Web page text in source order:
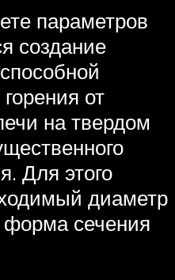
параметров
создание
от
на твердом
Для этого
диаметр
форма сечения